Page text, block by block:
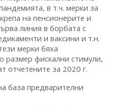
в т.ч. мерки за
на пенсионерите и
линия в борбата с
и ваксини и т.н.
мерки бяха
размер фискални стимули,
отчетените за 2020 г.
база предварителни